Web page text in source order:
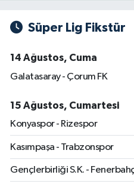
Süper Lig Fikstür
14 Ağustos, Cuma
Galatasaray - Çorum FK
15 Ağustos, Cumartesi
Konyaspor - Rizespor
Kasımpaşa - Trabzonspor
Gençlerbirliği S.K. -